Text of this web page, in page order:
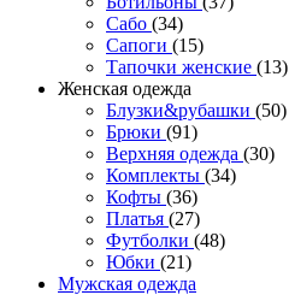
Сабо (34)
Сапоги (15)
Тапочки женские (13)
Женская одежда
Блузки&рубашки (50)
Брюки (91)
Верхняя одежда (30)
Комплекты (34)
Кофты (36)
Платья (27)
Футболки (48)
Юбки (21)
Мужская одежда